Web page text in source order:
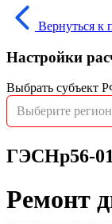
Вернуться к
Настройки
Выбрать субъект
Выберите
ГЭСНр56-
Ремонт